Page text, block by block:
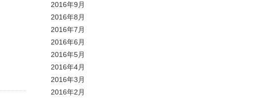
2016年9月
2016年8月
2016年7月
2016年6月
2016年5月
2016年4月
2016年3月
2016年2月